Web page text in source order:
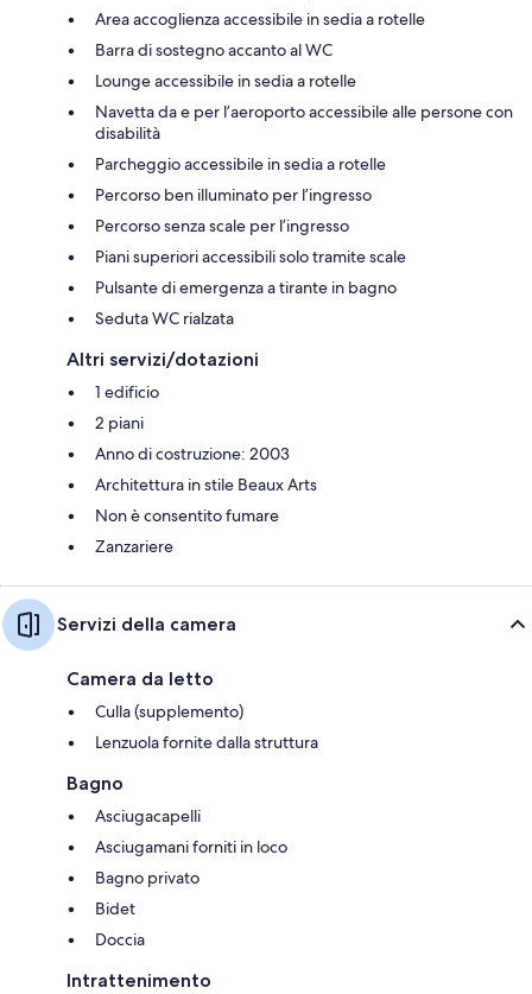
Area accoglienza accessibile in sedia a rotelle
Barra di sostegno accanto al WC
Lounge accessibile in sedia a rotelle
Navetta da e per l’aeroporto accessibile alle persone con
disabilità
Parcheggio accessibile in sedia a rotelle
Percorso ben illuminato per l’ingresso
Percorso senza scale per l’ingresso
Piani superiori accessibili solo tramite scale
Pulsante di emergenza a tirante in bagno
Seduta WC rialzata
Altri servizi/dotazioni
1 edificio
2 piani
Anno di costruzione: 2003
Architettura in stile Beaux Arts
Non è consentito fumare
Zanzariere
Servizi della camera
Camera da letto
Culla (supplemento)
Lenzuola fornite dalla struttura
Bagno
Asciugacapelli
Asciugamani forniti in loco
Bagno privato
Bidet
Doccia
Intrattenimento